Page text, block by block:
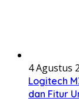
4 Agustus
Logitech
dan Fitur